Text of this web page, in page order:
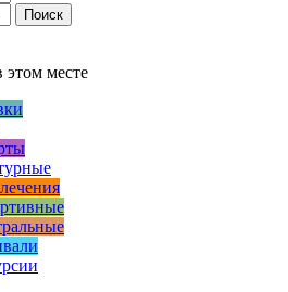
Поиск
этом месте